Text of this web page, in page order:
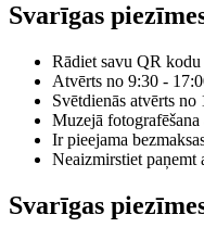
Svarīgas
Rādiet savu QR
Atvērts no 9:30 -
Svētdienās atvērts
Muzejā
Ir pieejama
Neaizmirstiet paņemt
Svarīgas